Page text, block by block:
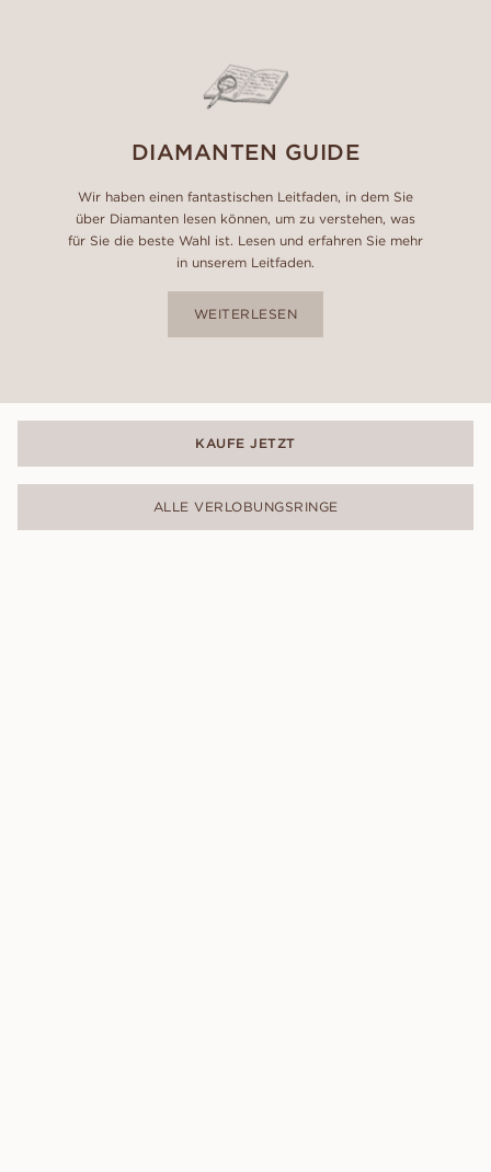
DIAMANTEN GUIDE
Wir haben einen fantastischen Leitfaden, in dem Sie
über Diamanten lesen können, um zu verstehen, was
für Sie die beste Wahl ist. Lesen und erfahren Sie mehr
in unserem Leitfaden.
WEITERLESEN
KAUFE JETZT
ALLE VERLOBUNGSRINGE